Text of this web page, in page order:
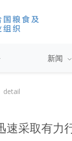
新闻
detail
速采取有力